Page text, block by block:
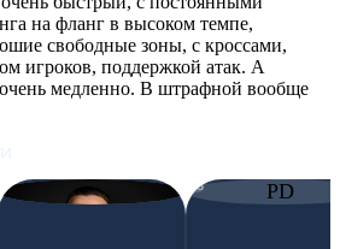
на фланг в высоком темпе,
свободные зоны, с кроссами,
игроков, поддержкой атак. А
медленно. В штрафной вообще
DD #13 PD